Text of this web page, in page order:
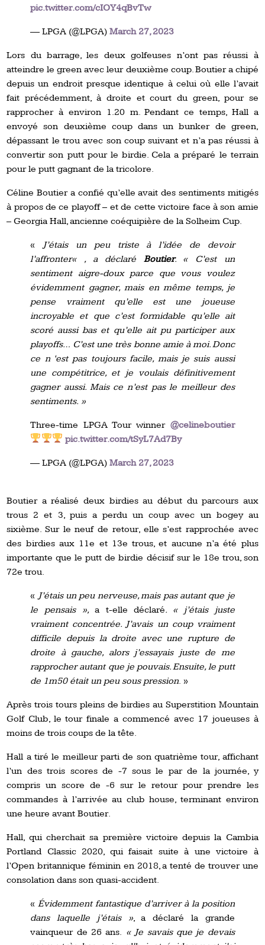
pic.twitter.com/cIOY4qBvTw
— LPGA (@LPGA)March 27, 2023
Lors du barrage, les deux golfeuses n’ont pas réussi à
atteindre le green avec leur deuxième coup. Boutier a chipé
depuis un endroit presque identique à celui où elle l’avait
fait précédemment, à droite et court du green, pour se
rapprocher à environ 1.20 m. Pendant ce temps, Hall a
envoyé son deuxième coup dans un bunker de green,
dépassant le trou avec son coup suivant et n’a pas réussi à
convertir son putt pour le birdie. Cela a préparé le terrain
pour le putt gagnant de la tricolore.
Céline Boutier a confié qu’elle avait des sentiments mitigés
à propos de ce playoff – et de cette victoire face à son amie
– Georgia Hall, ancienne coéquipière de la Solheim Cup.
«J’étais un peu triste à l’idée de devoir
l’affronter« , a déclaré Boutier. « C’est un
sentiment aigre-doux parce que vous voulez
évidemment gagner, mais en même temps, je
pense vraiment qu’elle est une joueuse
incroyable et que c’est formidable qu’elle ait
scoré aussi bas et qu’elle ait pu participer aux
playoffs… C’est une très bonne amie à moi. Donc
ce n ‘est pas toujours facile, mais je suis aussi
une compétitrice, et je voulais définitivement
gagner aussi. Mais ce n’est pas le meilleur des
sentiments. »
Three-time LPGA Tour winner @celineboutier
pic.twitter.com/tSyL7Ad7By
— LPGA (@LPGA)March 27, 2023
Boutier a réalisé deux birdies au début du parcours aux
trous 2 et 3, puis a perdu un coup avec un bogey au
sixième. Sur le neuf de retour, elle s’est rapprochée avec
des birdies aux 11e et 13e trous, et aucune n’a été plus
importante que le putt de birdie décisif sur le 18e trou, son
72e trou.
« J’étais un peu nerveuse, mais pas autant que je
le pensais », a t-elle déclaré. « j’étais juste
vraiment concentrée. J’avais un coup vraiment
difficile depuis la droite avec une rupture de
droite à gauche, alors j’essayais juste de me
rapprocher autant que je pouvais. Ensuite, le putt
de 1m50 était un peu sous pression. »
Après trois tours pleins de birdies au Superstition Mountain
Golf Club, le tour finale a commencé avec 17 joueuses à
moins de trois coups de la tête.
Hall a tiré le meilleur parti de son quatrième tour, affichant
l’un des trois scores de -7 sous le par de la journée, y
compris un score de -6 sur le retour pour prendre les
commandes à l’arrivée au club house, terminant environ
une heure avant Boutier.
Hall, qui cherchait sa première victoire depuis la Cambia
Portland Classic 2020, qui faisait suite à une victoire à
l’Open britannique féminin en 2018, a tenté de trouver une
consolation dans son quasi-accident.
«Évidemment fantastique d’arriver à la position
dans laquelle j’étais », a déclaré la grande
vainqueur de 26 ans. « Je savais que je devais